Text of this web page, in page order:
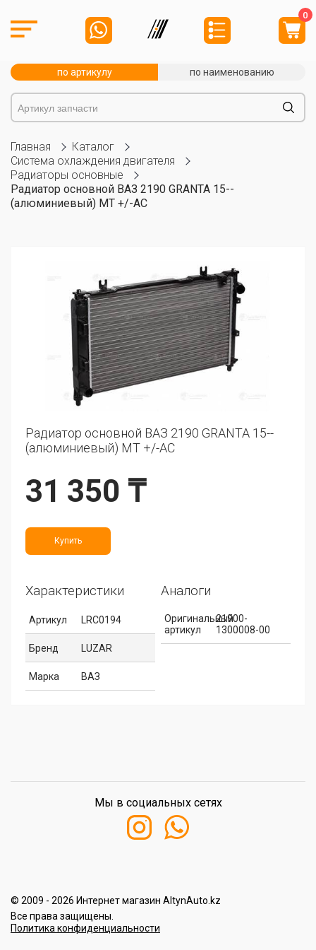
0
по артикулу по наименованию
Главная
Каталог
Система охлаждения двигателя
Радиаторы основные
Радиатор основной ВАЗ 2190 GRANTA 15--
(алюминиевый) MT +/-AC
Радиатор основной ВАЗ 2190 GRANTA 15--
(алюминиевый) MT +/-AC
31 350 ₸
Купить
Характеристики
Артикул LRC0194
Бренд LUZAR
Марка ВАЗ
Аналоги
Оригинальный
артикул
21900-
1300008-00
© 2009 - 2026 Интернет магазин AltynAuto.kz
Все права защищены.
Политика конфиденциальности
Мы в социальных сетях